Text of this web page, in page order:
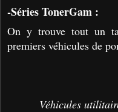
-Séries TonerGam :
On y trouve tout un
premiers véhicules de
Véhicules